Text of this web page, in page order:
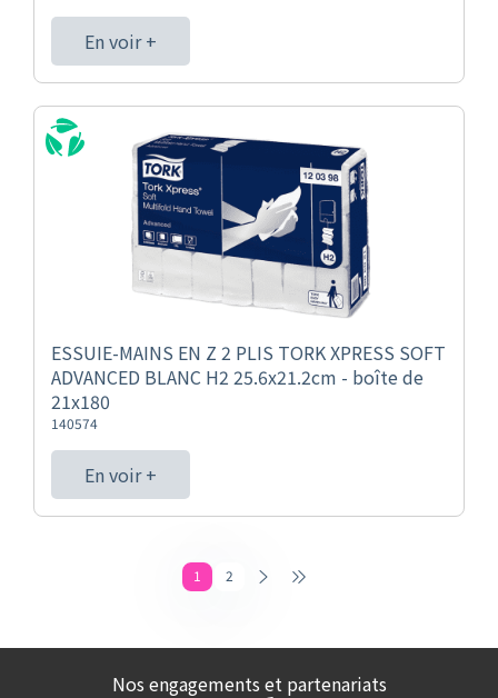
En voir +
ESSUIE-MAINS EN Z 2 PLIS TORK XPRESS SOFT
ADVANCED BLANC H2 25.6x21.2cm - boîte de
21x180
140574
En voir +
1 2
Nos engagements et partenariats